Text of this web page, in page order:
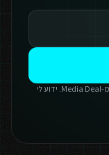
אני מאשר/ת קבלת עדכונים, חדשות וחומר פרסומי מ-Media Deal. ידוע לי